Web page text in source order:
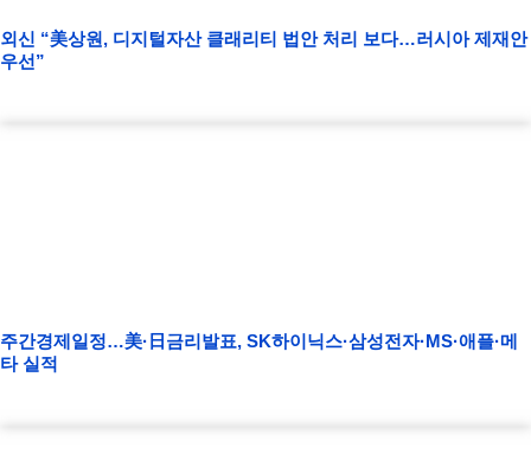
외신 “美상원, 디지털자산 클래리티 법안 처리 보다…러시아 제재안
우선”
주간경제일정…美·日금리발표, SK하이닉스·삼성전자·MS·애플·메
타 실적